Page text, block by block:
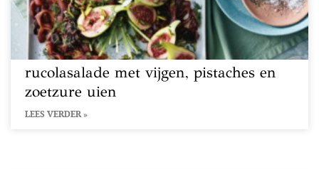
rucolasalade met vijgen, pistaches en
zoetzure uien
LEES VERDER »